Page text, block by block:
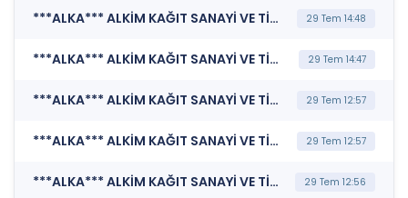
***ALKA*** ALKİM KAĞIT SANAYİ VE TİCARET A.Ş. (Kurumsal Yönetim Bilgi Formu (Güncelleme) - Yönetim Kurulu-2) 29 Tem 14:48
***ALKA*** ALKİM KAĞIT SANAYİ VE TİCARET A.Ş. (Şirket Genel Bilgi Formu) 29 Tem 14:47
***ALKA*** ALKİM KAĞIT SANAYİ VE TİCARET A.Ş. (Kurumsal Yönetim Bilgi Formu (Güncelleme) - Yönetim Kurulu-2) 29 Tem 12:57
***ALKA*** ALKİM KAĞIT SANAYİ VE TİCARET A.Ş. (Şirket Genel Bilgi Formu) 29 Tem 12:57
***ALKA*** ALKİM KAĞIT SANAYİ VE TİCARET A.Ş. (Yönetim Kurulu Komiteleri) 29 Tem 12:56